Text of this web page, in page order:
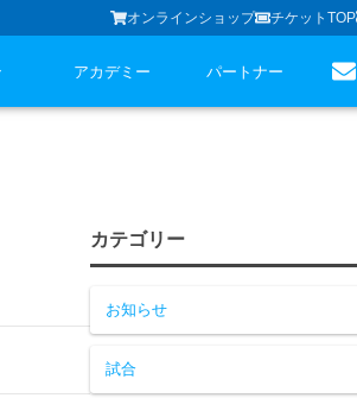
オンラインショップ チケットTOP
アカデミー パートナー
カテゴリー
お知らせ
試合